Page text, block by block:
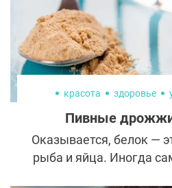
красота здоровье
Пивные
Оказывается, белок —
рыба и яйца. Иногда